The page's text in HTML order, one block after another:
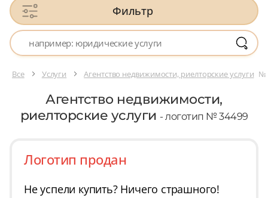
Фильтр
Все Услуги Агентство недвижимости, риелторские услуги №
Агентство недвижимости,
риелторские услуги - логотип № 34499
Логотип продан
Не успели купить? Ничего страшного!